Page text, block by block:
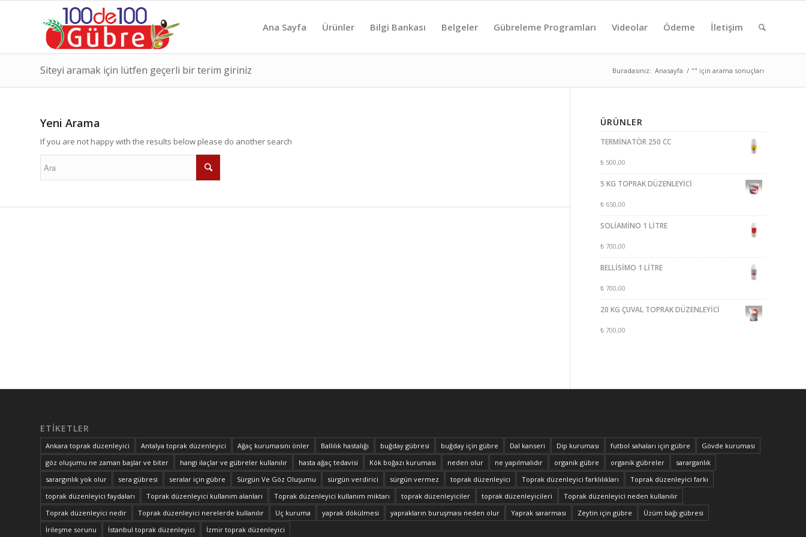
Ana Sayfa Ürünler Bilgi Bankası Belgeler Gübreleme Programları Videolar Ödeme İletişim
Siteyi aramak için lütfen geçerli bir terim giriniz Buradasınız: Anasayfa / "" için arama sonuçları
Yeni Arama
If you are not happy with the results below please do another search
ÜRÜNLER
TERMİNATÖR 250 CC
₺ 500,00
5 KG TOPRAK DÜZENLEYİCİ
₺ 650,00
SOLİAMİNO 1 LİTRE
₺ 700,00
BELLİSİMO 1 LİTRE
₺ 700,00
20 KG ÇUVAL TOPRAK DÜZENLEYİCİ
₺ 700,00
ETIKETLER
Ankara toprak düzenleyici Antalya toprak düzenleyici Ağaç kurumasını önler Ballılık hastalığı buğday gübresi buğday için gübre Dal kanseri Dip kuruması futbol sahaları için gübre
Gövde kuruması
göz oluşumu ne zaman başlar ve biter
hangi ilaçlar ve gübreler kullanılır hasta ağaç tedavisi Kök boğazı kuruması neden olur ne yapılmalıdır organik gübre organik gübreler
sararganlık
sarargınlık yok olur
sera gübresi seralar için gübre Sürgün Ve Göz Oluşumu sürgün verdirici sürgün vermez toprak düzenleyici Toprak düzenleyici farklılıkları
Toprak düzenleyici farkı
toprak düzenleyici faydaları
Toprak düzenleyici kullanım alanları Toprak düzenleyici kullanım miktarı toprak düzenleyiciler toprak düzenleyicileri
Toprak düzenleyici neden kullanılır
Toprak düzenleyici nedir
Toprak düzenleyici nerelerde kullanılır Uç kuruma yaprak dökülmesi yaprakların buruşması neden olur Yaprak sararması Zeytin için gübre
Üzüm bağı gübresi
İrileşme sorunu
İstanbul toprak düzenleyici İzmir toprak düzenleyici